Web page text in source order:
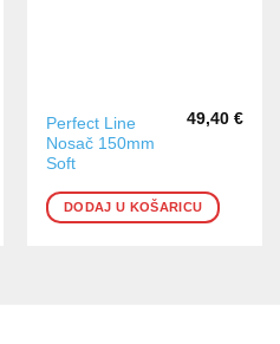
Perfect Line
Nosač 150mm
Soft
49,40 €
DODAJ U KOŠARICU